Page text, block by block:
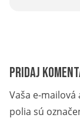
Pridaj
Vaša e-
polia sú